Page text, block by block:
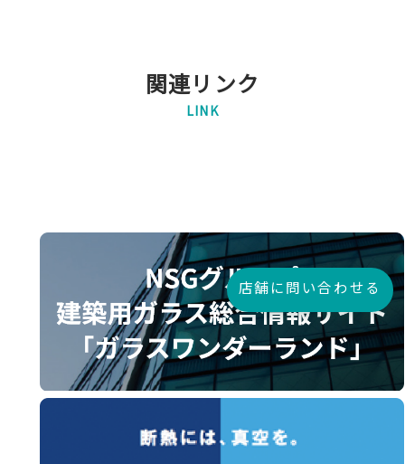
関連リンク
LINK
店舗に問い合わせる